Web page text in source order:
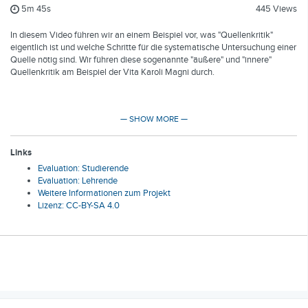
5m 45s
445 Views
In diesem Video führen wir an einem Beispiel vor, was "Quellenkritik"
eigentlich ist und welche Schritte für die systematische Untersuchung einer
Quelle nötig sind. Wir führen diese sogenannte "äußere" und "innere"
Quellenkritik am Beispiel der Vita Karoli Magni durch.
Produziert im Rahmen des Projekts "Erklärvideos in den
Geisteswissenschaften" (GU, eLearning-Förderfonds 2018)
Credits
Projektleitung: Martin Stelte
Wiss. Beratung: Dr. Dirk Wiegandt, Dr. Tim Geelhaar
— SHOW MORE —
Links
Evaluation: Studierende
Evaluation: Lehrende
Weitere Informationen zum Projekt
Lizenz: CC-BY-SA 4.0